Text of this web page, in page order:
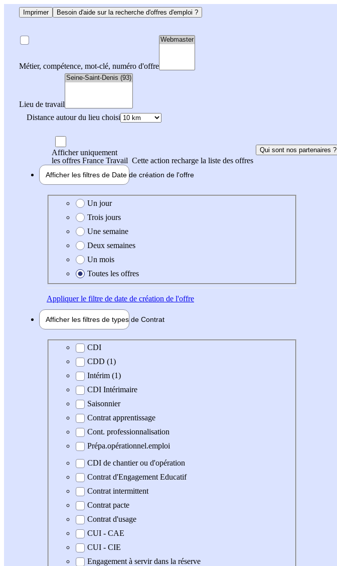
Imprimer Besoin d'aide sur la recherche d'offres d'emploi ?
Métier, compétence, mot-clé, numéro d'offre
Lieu de travail
Distance autour du lieu choisi
Afficher uniquement
les offres France Travail Cette action recharge la liste des offres
Qui sont nos partenaires ?
Afficher les filtres de Date de création de l'offre
Date de création de l'offre
Un jour
Trois jours
Une semaine
Deux semaines
Un mois
Toutes les offres
Appliquerle filtre de date de création de l'offre
Afficher les filtres de types de Contrat
Type de contrat
CDI
CDD (1)
Intérim (1)
CDI Intérimaire
Saisonnier
Contrat apprentissage
Cont. professionnalisation
Prépa.opérationnel.emploi
CDI de chantier ou d'opération
Contrat d'Engagement Educatif
Contrat intermittent
Contrat pacte
Contrat d'usage
CUI - CAE
CUI - CIE
Engagement à servir dans la réserve